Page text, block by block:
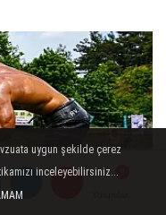
uygun şekilde çerez
inceleyebilirsiniz...